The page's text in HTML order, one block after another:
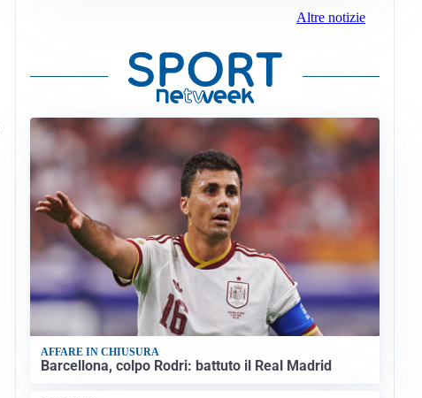
Altre notizie
AFFARE IN CHIUSURA
Barcellona, colpo Rodri: battuto il Real Madrid